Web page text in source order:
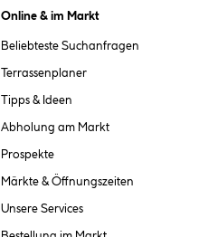
Online & im Markt
Beliebteste Suchanfragen
Terrassenplaner
Tipps & Ideen
Abholung am Markt
Prospekte
Märkte & Öffnungszeiten
Unsere Services